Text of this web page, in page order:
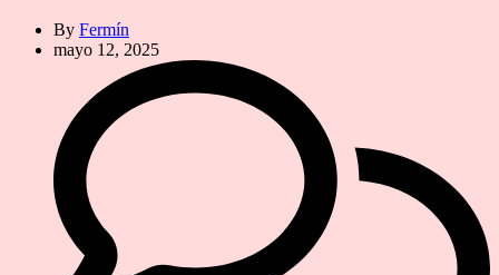
By Fermín
mayo 12, 2025